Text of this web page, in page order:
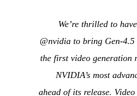
We’re thrilled to
@nvidia to bring Gen-4.5
the first video generation
NVIDIA’s most
ahead of its release.